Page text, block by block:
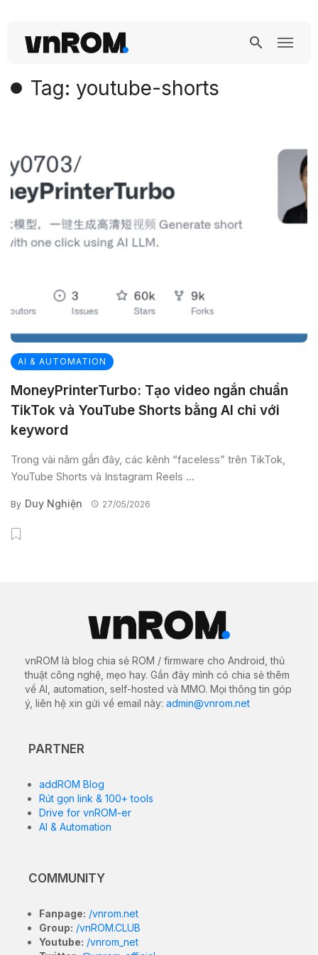
Tag: youtube-shorts
AI & AUTOMATION
MoneyPrinterTurbo: Tạo video ngắn chuẩn
TikTok và YouTube Shorts bằng AI chỉ với
keyword
Trong vài năm gần đây, các kênh “faceless” trên TikTok,
YouTube Shorts và Instagram Reels ...
By Duy Nghiện 27/05/2026
vnROM là blog chia sẻ ROM / firmware cho Android, thủ
thuật công nghệ, mẹo hay. Gần đây mình có chia sẻ thêm
về AI, automation, self-hosted và MMO. Mọi thông tin góp
ý, liên hệ xin gửi về email này: admin@vnrom.net
PARTNER
addROM Blog
Rút gọn link & 100+ tools
Drive for vnROM-er
AI & Automation
COMMUNITY
Fanpage: /vnrom.net
Group: /vnROM.CLUB
Youtube: /vnrom_net